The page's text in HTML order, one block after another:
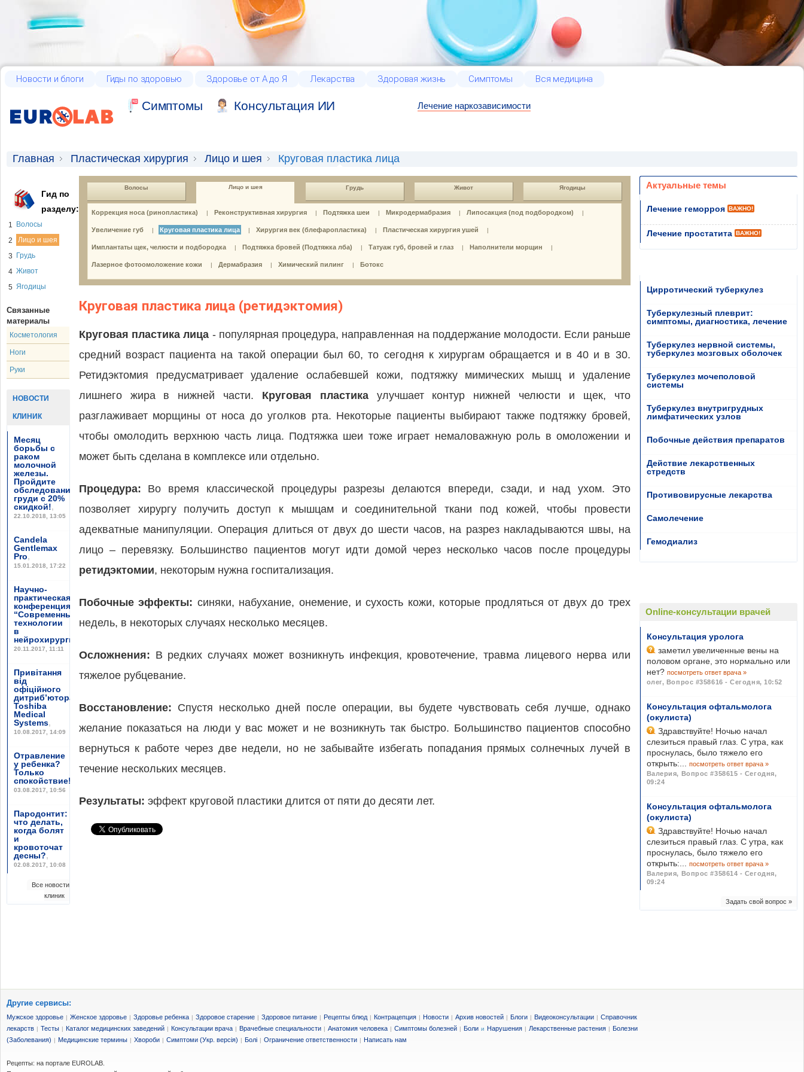
Новости и блоги Гиды по здоровью Здоровье от А до Я Лекарства Здоровая жизнь Симптомы Вся медицина
Cимптомы Консультация ИИ Лечение наркозависимости
Главная Пластическая хирургия Лицо и шея Круговая пластика лица
Гид по
разделу:
1
Волосы
2
Лицо и шея
3
Грудь
4 Живот
5 Ягодицы
Связанные
материалы
Косметология
Ноги
Руки
НОВОСТИ
КЛИНИК
Месяц
борьбы с
раком
молочной
железы.
Пройдите
обследование
груди с 20%
скидкой!,
22.10.2018, 13:05
Candela
Gentlemax
Pro,
15.01.2018, 17:22
Научно-
практическая
конференция
“Современные
технологии
в
нейрохирургии”
20.11.2017, 11:11
Привітання
від
офіційного
дитриб’ютора
Toshiba
Medical
Systems,
10.08.2017, 14:09
Отравление
у ребенка?
Только
спокойствие!
03.08.2017, 10:56
Пародонтит:
что делать,
когда болят
и
кровоточат
десны?,
02.08.2017, 10:08
Все новости
клиник
Волосы Лицо и шея Грудь Живот Ягодицы
Коррекция носа (ринопластика) | Реконструктивная хирургия | Подтяжка шеи | Микродермабразия | Липосакция (под подбородком) |
Увеличение губ | Круговая пластика лица | Хирургия век (блефаропластика) | Пластическая хирургия ушей |
Имплантаты щек, челюсти и подбородка | Подтяжка бровей (Подтяжка лба) | Татуаж губ, бровей и глаз | Наполнители морщин |
Лазерное фотоомоложение кожи | Дермабразия | Химический пилинг | Ботокс
Круговая пластика лица (ретидэктомия)
Круговая пластика лица - популярная процедура, направленная на поддержание молодости. Если раньше
средний возраст пациента на такой операции был 60, то сегодня к хирургам обращается и в 40 и в 30.
Ретидэктомия предусматривает удаление ослабевшей кожи, подтяжку мимических мышц и удаление
лишнего жира в нижней части. Круговая пластикаулучшает контур нижней челюсти и щек, что
разглаживает морщины от носа до уголков рта. Некоторые пациенты выбирают также подтяжку бровей,
чтобы омолодить верхнюю часть лица. Подтяжка шеи тоже играет немаловажную роль в омоложении и
может быть сделана в комплексе или отдельно.
Процедура: Во время классической процедуры разрезы делаются впереди, сзади, и над ухом. Это
позволяет хирургу получить доступ к мышцам и соединительной ткани под кожей, чтобы провести
адекватные манипуляции. Операция длиться от двух до шести часов, на разрез накладываются швы, на
лицо – перевязку. Большинство пациентов могут идти домой через несколько часов после процедуры
ретидэктомии, некоторым нужна госпитализация.
Побочные эффекты: синяки, набухание, онемение, и сухость кожи, которые продляться от двух до трех
недель, в некоторых случаях несколько месяцев.
Осложнения: В редких случаях может возникнуть инфекция, кровотечение, травма лицевого нерва или
тяжелое рубцевание.
Восстановление: Спустя несколько дней после операции, вы будете чувствовать себя лучше, однако
желание показаться на люди у вас может и не возникнуть так быстро. Большинство пациентов способно
вернуться к работе через две недели, но не забывайте избегать попадания прямых солнечных лучей в
течение нескольких месяцев.
Результаты: эффект круговой пластики длится от пяти до десяти лет.
Актуальные темы
Лечение геморроя ВАЖНО!
Лечение простатита ВАЖНО!
Цирротический туберкулез
Туберкулезный плеврит:
симптомы, диагностика, лечение
Туберкулез нервной системы,
туберкулез мозговых оболочек
Туберкулез мочеполовой
системы
Туберкулез внутригрудных
лимфатических узлов
Побочные действия препаратов
Действие лекарственных
стредств
Противовирусные лекарства
Самолечение
Гемодиализ
Online-консультации врачей
Консультация уролога
заметил увеличенные вены на
половом органе, это нормально или
нет? посмотреть ответ врача »
олег, Вопрос #358616 - Сегодня, 10:52
Консультация офтальмолога
(окулиста)
Здравствуйте! Ночью начал
слезиться правый глаз. С утра, как
проснулась, было тяжело его
открыть:...
посмотреть ответ врача »
Валерия, Вопрос #358615 - Сегодня,
09:24
Консультация офтальмолога
(окулиста)
Здравствуйте! Ночью начал
слезиться правый глаз. С утра, как
проснулась, было тяжело его
открыть:...
посмотреть ответ врача »
Валерия, Вопрос #358614 - Сегодня,
09:24
Задать свой вопрос »
Другие сервисы:
Мужское здоровье | Женское здоровье | Здоровье ребенка | Здоровое старение | Здоровое питание | Рецепты блюд | Контрацепция | Новости | Архив новостей | Блоги | Видеоконсультации | Справочник
лекарств | Тесты | Каталог медицинских заведений | Консультации врача | Врачебные специальности | Анатомия человека | Симптомы болезней | Боли и Нарушения | Лекарственные растения | Болезни
(Заболевания) | Медицинские термины | Хвороби | Симптоми (Укр. версія) | Болі | Ограничение ответственности | Написать нам
Рецепты: на портале EUROLAB.